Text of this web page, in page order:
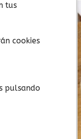
tus
cookies
pulsando